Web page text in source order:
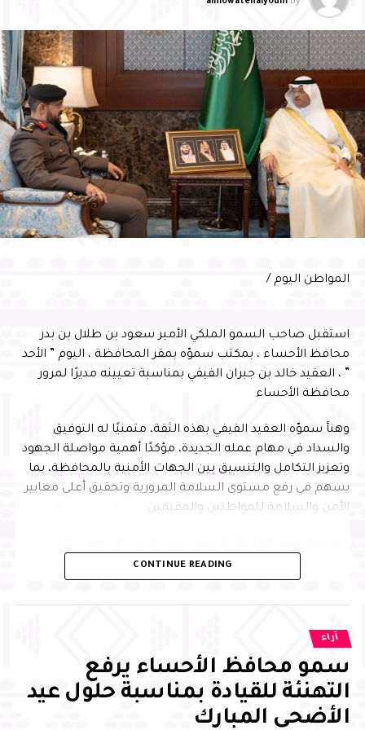
المجتمعي وترسيخ القيم الإسلامية
RELATED TOPICS:
محافظ الأحساء يطَّلع على إنجازات التجمع
ويشيد بجهوده في تعزيز الصحة السكانية
DON'T MISS
سمو محافظ الأحساء يؤدي صلاة الاستسقاء
almowatenalyoum
المواطن اليوم /
استقبل صاحب السمو الملكي الأمير سعود بن طلال بن بدر
محافظ الأحساء ، بمكتب سموّه بمقر المحافظة ، اليوم ” الأحد
” ، العقيد خالد بن جبران الفيفي بمناسبة تعيينه مديرًا لمرور
محافظة الأحساء
وهنأ سموّه العقيد الفيفي بهذه الثقة، متمنيًا له التوفيق
والسداد في مهام عمله الجديدة، مؤكدًا أهمية مواصلة الجهود
وتعزيز التكامل والتنسيق بين الجهات الأمنية بالمحافظة، بما
يسهم في رفع مستوى السلامة المرورية وتحقيق أعلى معايير
الأمن والسلامة للمواطنين والمقيمين
مؤشرات وإحصائيات أداء السلامة المرورية بالمحافظة، مشددًا
على أهمية مواصلة العمل الميداني وتطوير المبادرات المرورية
التي تسهم في تعزيز جودة الحياة وتحقيق مستهدفات رؤية
من جانبه أعرب العقيد الفيفي عن شكره لسمو محافظ الأحساء
على توجيهاته السديدة واهتمامه الدائم بدعم الجهود الأمنية
والمرورية، مؤكدًا حرصه على بذل كل الجهود لخدمة المحافظة
والارتقاء بمنظومة السلامة المرورية
CONTINUE READING
آراء
سمو محافظ الأحساء يرفع
التهنئة للقيادة بمناسبة حلول عيد
الأضحى المبارك